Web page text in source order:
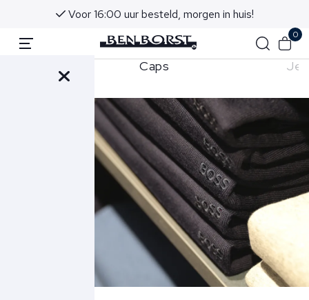
Voor 16:00 uur besteld, morgen in huis!
0
Caps